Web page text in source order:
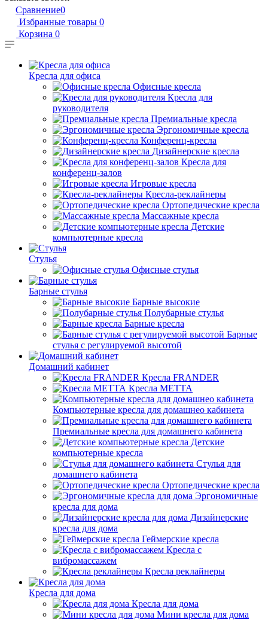
Сравнение0
Избранные товары 0
Корзина 0
Кресла для офиса
Офисные кресла
Кресла для
руководителя
Премиальные кресла
Эргономичные кресла
Конференц-кресла
Дизайнерские кресла
Кресла для
конференц-залов
Игровые кресла
Кресла-реклайнеры
Ортопедические кресла
Массажные кресла
Детские
компьютерные кресла
Стулья
Офисные стулья
Барные стулья
Барные высокие
Полубарные стулья
Барные кресла
Барные
стулья с регулируемой высотой
Домашний кабинет
Кресла FRANDER
Кресла METTA
Компьютерные кресла для домашнео кабинета
Премиальные кресла для домашнего кабинета
Детские
компьютерные кресла
Стулья для
домашнего кабинета
Ортопедические кресла
Эргономичные
кресла для дома
Дизайнерские
кресла для дома
Геймерские кресла
Кресла с
вибромассажем
Кресла реклайнеры
Кресла для дома
Кресла для дома
Мини кресла для дома